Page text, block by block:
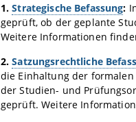
1.Strategische Befassung:
geprüft, ob der geplante
Weitere Informationen
2.Satzungsrechtliche
die Einhaltung der
der Studien- und
geprüft. Weitere